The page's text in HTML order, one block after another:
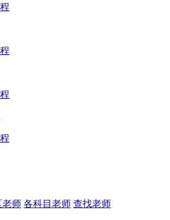
老师 各科目老师 查找老师